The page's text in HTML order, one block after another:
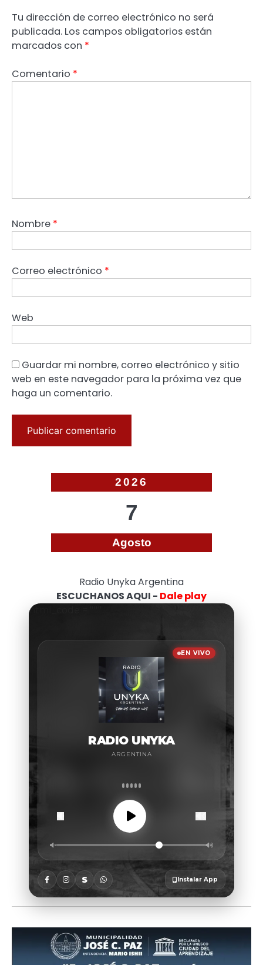
Tu dirección de correo electrónico no será
publicada. Los campos obligatorios están
marcados con *
Comentario *
Nombre *
Correo electrónico *
Web
Guardar mi nombre, correo electrónico y sitio
web en este navegador para la próxima vez que
haga un comentario.
2026
7
Agosto
Radio Unyka Argentina
ESCUCHANOS AQUI - Dale play